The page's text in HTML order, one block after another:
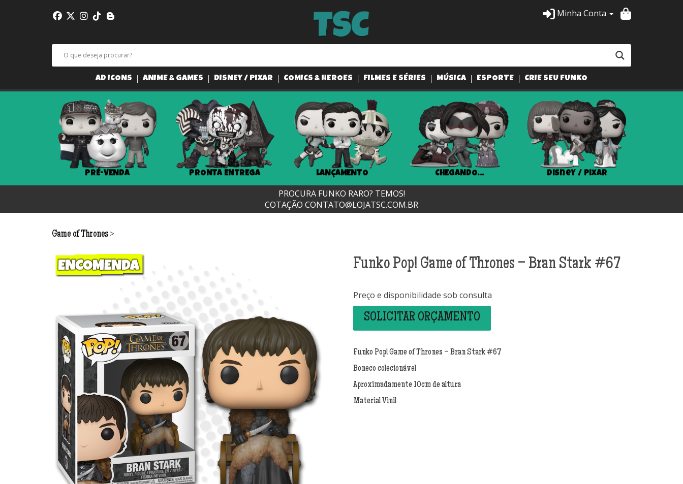
Minha Conta
AD ICONS ANIME & GAMES DISNEY / PIXAR COMICS & HEROES FILMES E SÉRIES MÚSICA ESPORTE CRIE SEU FUNKO
PRONTA ENTREGA LANÇAMENTO CHEGANDO... Disney / Pixar Harry Potter
PROCURA FUNKO RARO? TEMOS!
COTAÇÃO CONTATO@LOJATSC.COM.BR
Game of Thrones >
Funko Pop! Game of Thrones – Bran Stark #67
Preço e disponibilidade sob consulta
SOLICITAR ORÇAMENTO
Funko Pop! Game of Thrones – Bran Stark #67
Boneco colecionável
Aproximadamente 10cm de altura
Material Vinil